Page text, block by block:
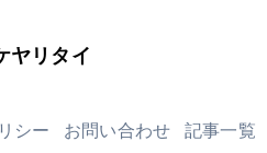
ヤリタイ
シー お問い合わせ 記事一覧